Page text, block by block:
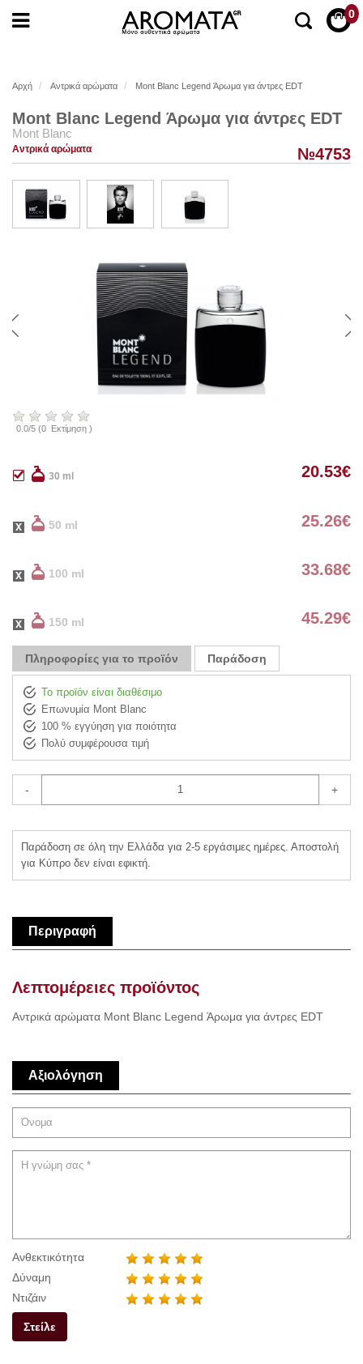
0
Αρχή Αντρικά αρώματα Mont Blanc Legend Άρωμα για άντρες EDT
Mont Blanc Legend Άρωμα για άντρες EDT
Mont Blanc
Αντρικά αρώματα №4753
0.0/5 (0 Εκτίμηση )
30 ml 20.53€
50 ml 25.26€
100 ml 33.68€
150 ml 45.29€
Πληροφορίες για το προϊόν Παράδοση
Το προϊόν είναι διαθέσιμο
Επωνυμία Mont Blanc
100 % εγγύηση για ποιότητα
Πολύ συμφέρουσα τιμή
- +
Παράδοση σε όλη την Ελλάδα για 2-5 εργάσιμες ημέρες. Αποστολή
για Κύπρο δεν είναι εφικτή.
Περιγραφή
Λεπτομέρειες προϊόντος
Αντρικά αρώματα Mont Blanc Legend Άρωμα για άντρες EDT
Αξιολόγηση
Ανθεκτικότητα
Δύναμη
Ντιζάιν
Στείλε